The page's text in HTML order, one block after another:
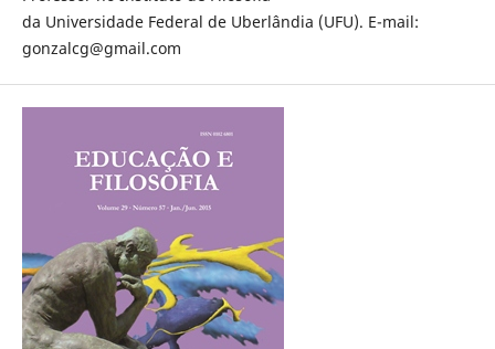
da Universidade Federal de Uberlândia (UFU). E-mail:
gonzalcg@gmail.com